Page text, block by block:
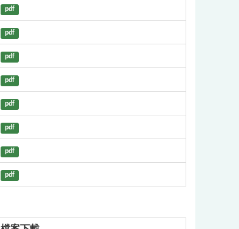
pdf
pdf
pdf
pdf
pdf
pdf
pdf
pdf